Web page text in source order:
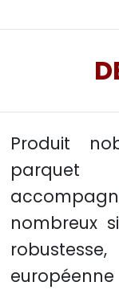
Produit
nombreux